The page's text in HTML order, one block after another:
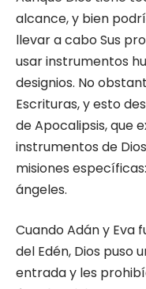
alcance, y bien
llevar a cabo Sus
usar instrumentos
designios. No
Escrituras, y esto
de Apocalipsis, que
instrumentos de
misiones
ángeles.
Cuando Adán y Eva
del Edén, Dios puso
entrada y les